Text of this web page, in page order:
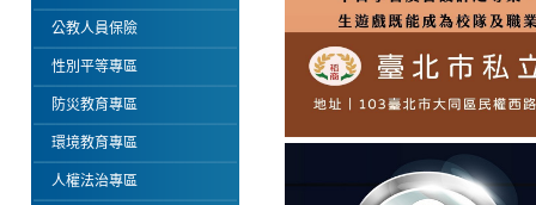
公教人員保險
性別平等專區
防災教育專區
環境教育專區
人權法治專區